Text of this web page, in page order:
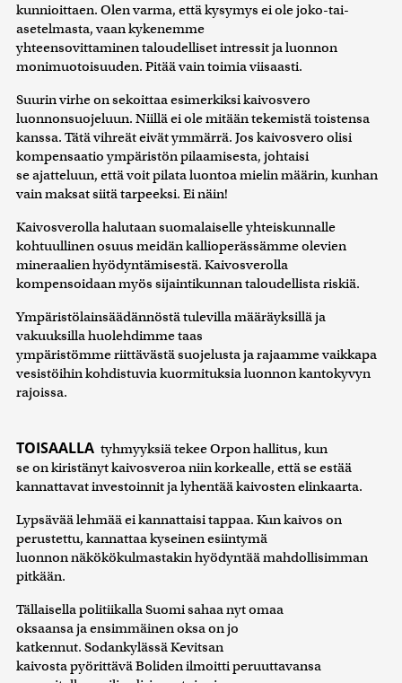
kunnioittaen. Olen varma, että kysymys ei ole joko-tai-
asetelmasta, vaan kykenemme
yhteensovittaminen taloudelliset intressit ja luonnon
monimuotoisuuden. Pitää vain toimia viisaasti.
Suurin virhe on sekoittaa esimerkiksi kaivosvero
luonnonsuojeluun. Niillä ei ole mitään tekemistä toistensa
kanssa. Tätä vihreät eivät ymmärrä. Jos kaivosvero olisi
kompensaatio ympäristön pilaamisesta, johtaisi
se ajatteluun, että voit pilata luontoa mielin määrin, kunhan
vain maksat siitä tarpeeksi. Ei näin!
Kaivosverolla halutaan suomalaiselle yhteiskunnalle
kohtuullinen osuus meidän kallioperässämme olevien
mineraalien hyödyntämisestä. Kaivosverolla
kompensoidaan myös sijaintikunnan taloudellista riskiä.
Ympäristölainsäädännöstä tulevilla määräyksillä ja
vakuuksilla huolehdimme taas
ympäristömme riittävästä suojelusta ja rajaamme vaikkapa
vesistöihin kohdistuvia kuormituksia luonnon kantokyvyn
rajoissa.
TOISAALLA tyhmyyksiä tekee Orpon hallitus, kun
se on kiristänyt kaivosveroa niin korkealle, että se estää
kannattavat investoinnit ja lyhentää kaivosten elinkaarta.
Lypsävää lehmää ei kannattaisi tappaa. Kun kaivos on
perustettu, kannattaa kyseinen esiintymä
luonnon näkökökulmastakin hyödyntää mahdollisimman
pitkään.
Tällaisella politiikalla Suomi sahaa nyt omaa
oksaansa ja ensimmäinen oksa on jo
katkennut. Sodankylässä Kevitsan
kaivosta pyörittävä Boliden ilmoitti peruuttavansa